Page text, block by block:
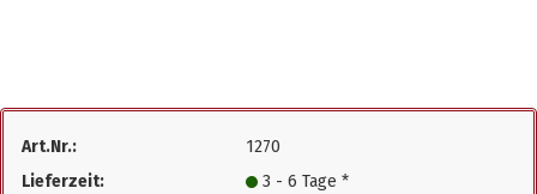
Art.Nr.:
1270
Lieferzeit:
3 - 6 Tage *